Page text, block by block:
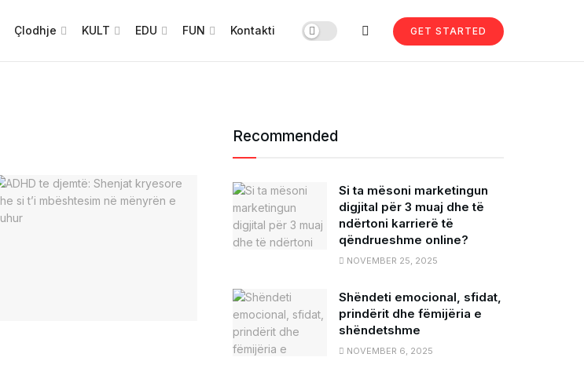
Çlodhje KULT EDU FUN Kontakti GET STARTED
Recommended
Si ta mësoni marketingun
digjital për 3 muaj dhe të
ndërtoni karrierë të
qëndrueshme online?
NOVEMBER 25, 2025
Shëndeti emocional, sfidat,
prindërit dhe fëmijëria e
shëndetshme
NOVEMBER 6, 2025